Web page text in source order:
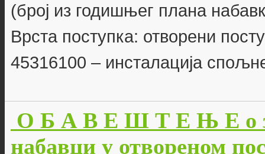
(број из годишњег плана
Врста поступка: отворени
45316100 – инсталација
О Б А В Е Ш Т Е Њ Е о
набавци у отвореном